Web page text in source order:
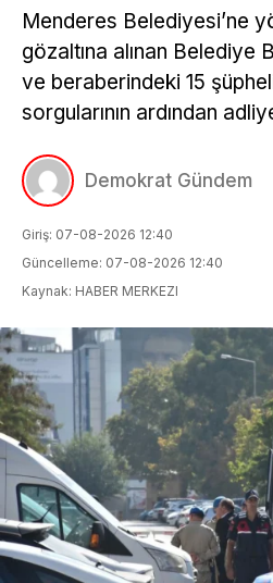
Menderes Belediyesi’ne
gözaltına alınan Belediye
ve beraberindeki 15
sorgularının ardından
Demokrat Gündem
Giriş: 07-08-2026 12:40
Güncelleme: 07-08-2026 12:40
Kaynak: HABER MERKEZI